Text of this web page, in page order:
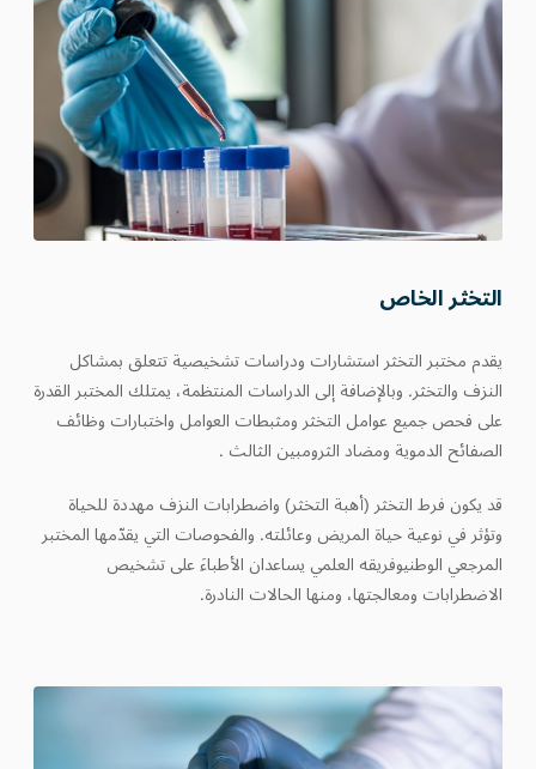
التخثر الخاص
يقدم مختبر التخثر استشارات ودراسات تشخيصية تتعلق بمشاكل
النزف والتخثر. وبالإضافة إلى الدراسات المنتظمة، يمتلك المختبر القدرة
على فحص جميع عوامل التخثر ومثبطات العوامل واختبارات وظائف
الصفائح الدموية ومضاد الثرومبين الثالث .
قد يكون فرط التخثر (أهبة التخثر) واضطرابات النزف مهددة للحياة
وتؤثر في نوعية حياة المريض وعائلته. والفحوصات التي يقدّمها المختبر
المرجعي الوطنيوفريقه العلمي يساعدان الأطباءَ على تشخيص
الاضطرابات ومعالجتها، ومنها الحالات النادرة.